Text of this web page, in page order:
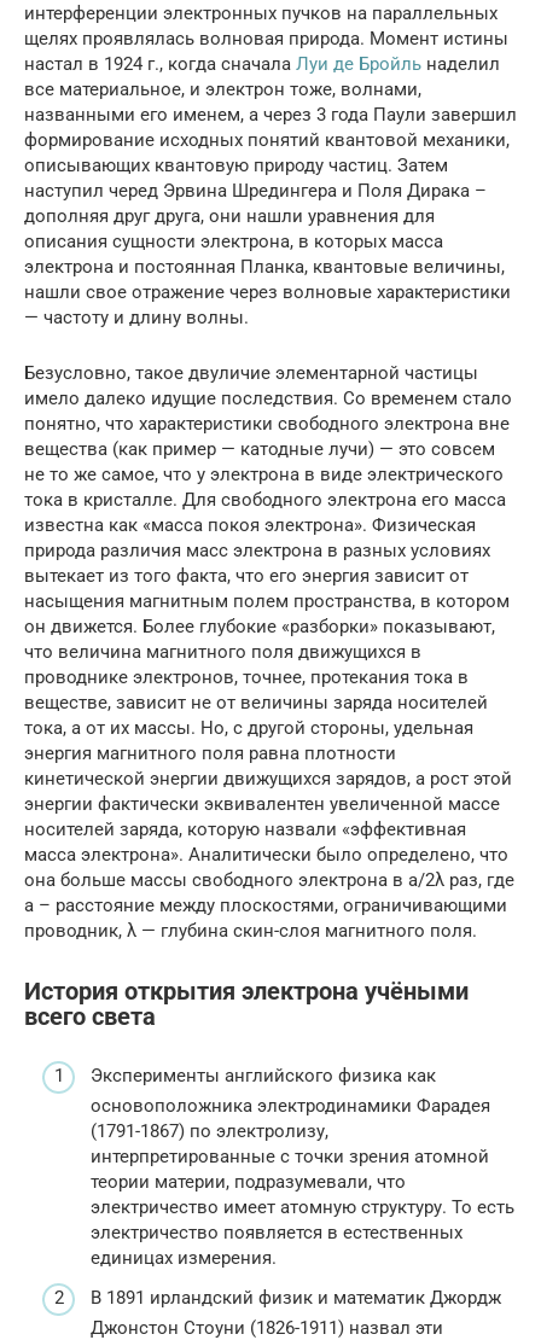
интерференции электронных пучков на параллельных
щелях проявлялась волновая природа. Момент истины
настал в 1924 г., когда сначала Луи де Бройль наделил
все материальное, и электрон тоже, волнами,
названными его именем, а через 3 года Паули завершил
формирование исходных понятий квантовой механики,
описывающих квантовую природу частиц. Затем
наступил черед Эрвина Шредингера и Поля Дирака –
дополняя друг друга, они нашли уравнения для
описания сущности электрона, в которых масса
электрона и постоянная Планка, квантовые величины,
нашли свое отражение через волновые характеристики
— частоту и длину волны.
Безусловно, такое двуличие элементарной частицы
имело далеко идущие последствия. Со временем стало
понятно, что характеристики свободного электрона вне
вещества (как пример — катодные лучи) — это совсем
не то же самое, что у электрона в виде электрического
тока в кристалле. Для свободного электрона его масса
известна как «масса покоя электрона». Физическая
природа различия масс электрона в разных условиях
вытекает из того факта, что его энергия зависит от
насыщения магнитным полем пространства, в котором
он движется. Более глубокие «разборки» показывают,
что величина магнитного поля движущихся в
проводнике электронов, точнее, протекания тока в
веществе, зависит не от величины заряда носителей
тока, а от их массы. Но, с другой стороны, удельная
энергия магнитного поля равна плотности
кинетической энергии движущихся зарядов, а рост этой
энергии фактически эквивалентен увеличенной массе
носителей заряда, которую назвали «эффективная
масса электрона». Аналитически было определено, что
она больше массы свободного электрона в a/2λ раз, где
a – расстояние между плоскостями, ограничивающими
проводник, λ — глубина скин-слоя магнитного поля.
История открытия электрона учёными
всего света
Эксперименты английского физика как
основоположника электродинамики Фарадея
(1791-1867) по электролизу,
интерпретированные с точки зрения атомной
теории материи, подразумевали, что
электричество имеет атомную структуру. То есть
электричество появляется в естественных
единицах измерения.
В 1891 ирландский физик и математик Джордж
Джонстон Стоуни (1826-1911) назвал эти